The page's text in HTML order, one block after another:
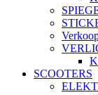
SCOOTERS